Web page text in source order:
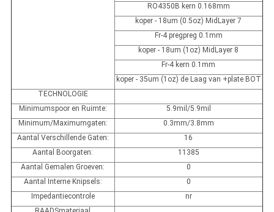
RO4350B kern 0.168mm
koper - 18um (0.5oz) MidLayer 7
Fr-4 pregpreg 0.1mm
koper - 18um (1oz) MidLayer 8
Fr-4 kern 0.1mm
koper - 35um (1oz) de Laag van +plate BOT
TECHNOLOGIE
Minimumspoor en Ruimte:
5.9mil/5.9mil
Minimum/Maximumgaten:
0.3mm/3.8mm
Aantal Verschillende Gaten:
16
Aantal Boorgaten:
11385
Aantal Gemalen Groeven:
0
Aantal Interne Knipsels:
0
Impedantiecontrole
nr